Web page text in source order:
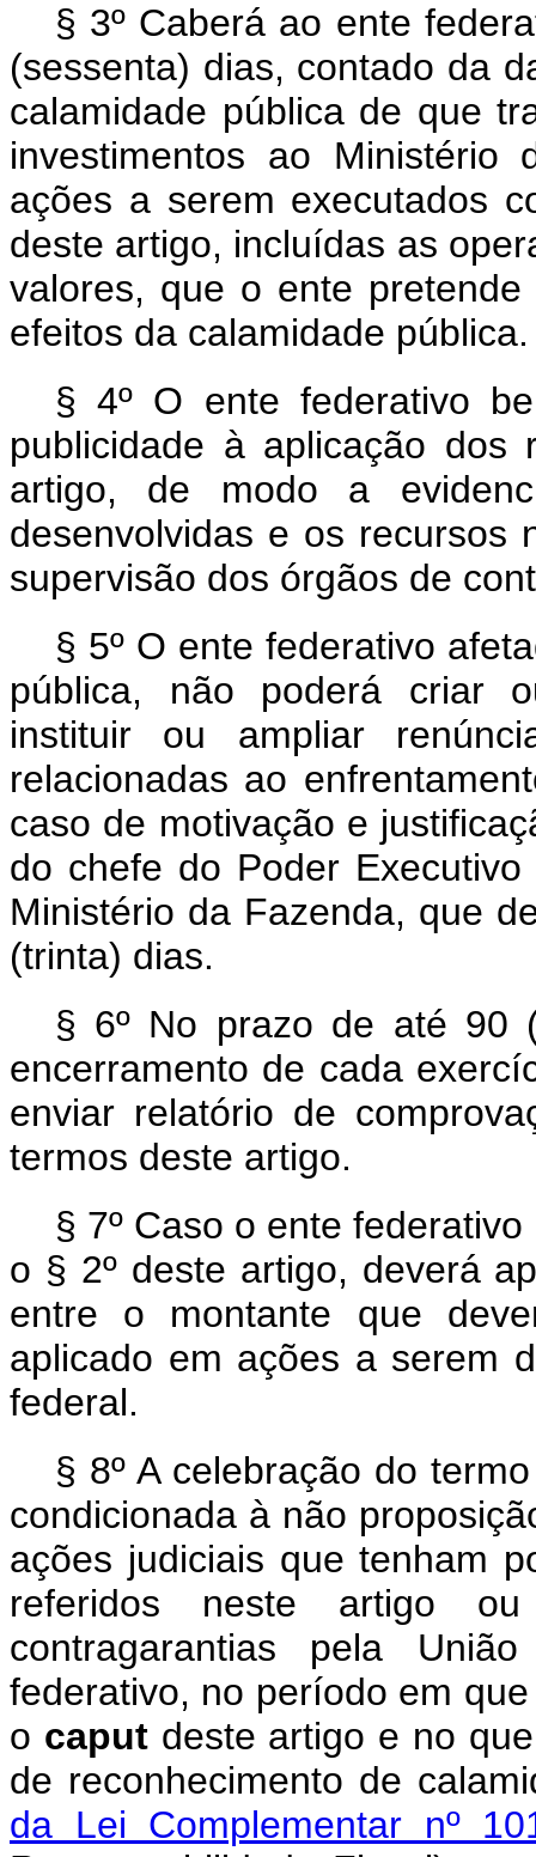
§ 3º Caberá ao ente
(sessenta) dias, contado da
calamidade pública de que
investimentos ao
ações a serem executados
deste artigo, incluídas as
valores, que o ente
efeitos da calamidade pública.
§ 4º O ente federativo
publicidade à aplicação
artigo, de modo a
desenvolvidas e os recursos
supervisão dos órgãos de
§ 5º O ente federativo
pública, não poderá criar
instituir ou ampliar
relacionadas ao
caso de motivação e
do chefe do Poder
Ministério da Fazenda, que
(trinta) dias.
§ 6º No prazo de até 90
encerramento de cada
enviar relatório de
termos deste artigo.
§ 7º Caso o ente
o § 2º deste artigo, deverá
entre o montante que
aplicado em ações a serem
federal.
§ 8º A celebração do
condicionada à não
ações judiciais que tenham
referidos neste artigo
contragarantias pela
federativo, no período em
o caputdeste artigo e no
de reconhecimento de
da Lei Complementar nº